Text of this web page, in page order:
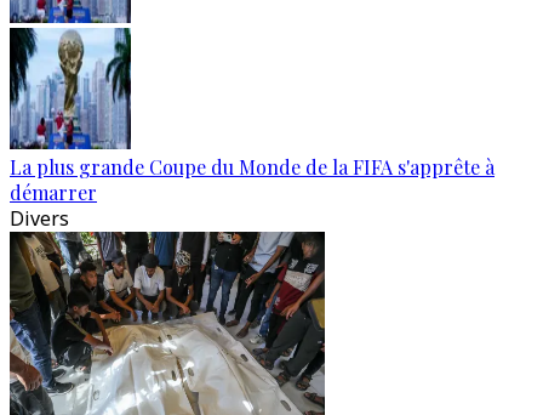
La plus grande Coupe du Monde de la FIFA s'apprête à
démarrer
Divers